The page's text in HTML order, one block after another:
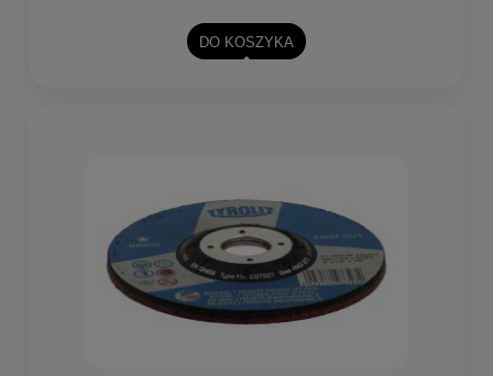
DO KOSZYKA